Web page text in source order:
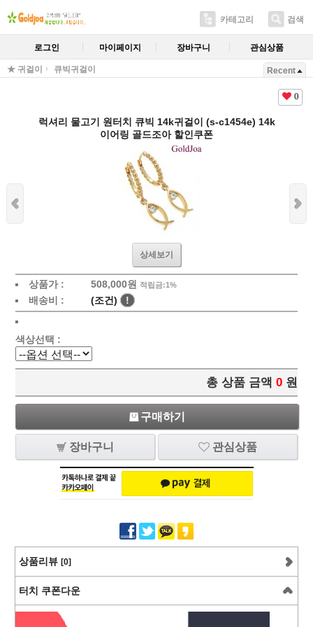
카테고리 검색
로그인 마이페이지 장바구니 관심상품
★ 귀걸이 큐빅귀걸이 Recent
0
럭셔리 물고기 원터치 큐빅 14k귀걸이 (s-c1454e) 14k
이어링 골드조아 할인쿠폰
상세보기
상품가 : 508,000원 적립금:1%
배송비 : (조건) !
색상선택 :
총 상품 금액 0 원
구매하기
장바구니 관심상품
상품리뷰 [0]
터치 쿠폰다운